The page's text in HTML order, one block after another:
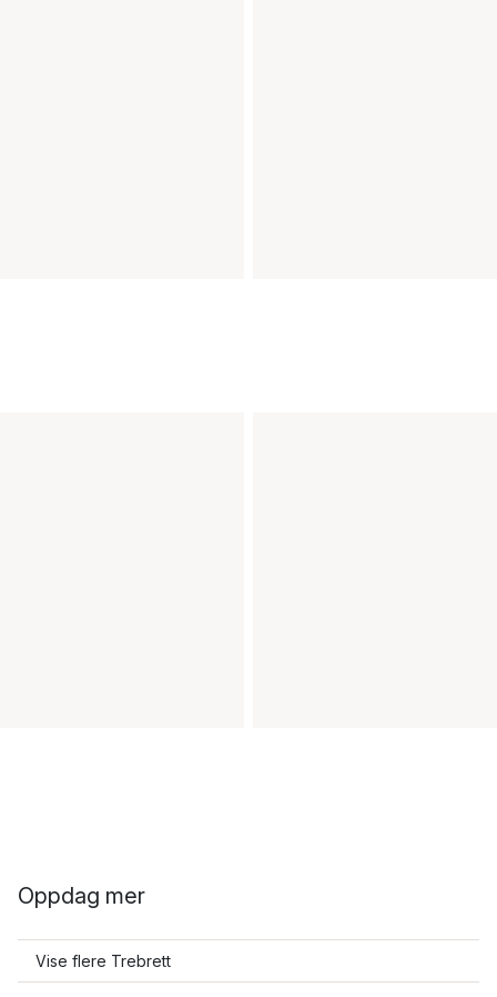
Oppdag mer
Vise flere Trebrett